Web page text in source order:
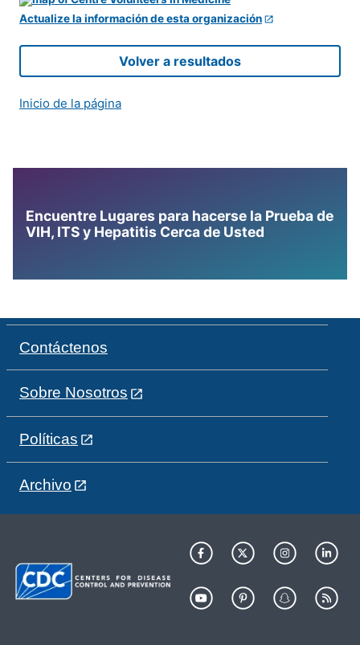
Actualize la información de esta organización
Volver a resultados
Inicio de la página
Encuentre Lugares para hacerse la Prueba de
VIH, ITS y Hepatitis Cerca de Usted
Contáctenos
Sobre Nosotros
Políticas
Archivo